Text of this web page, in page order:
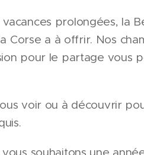
prolongées, la
a à offrir. Nos
pour le partage vous
voir ou à découvrir